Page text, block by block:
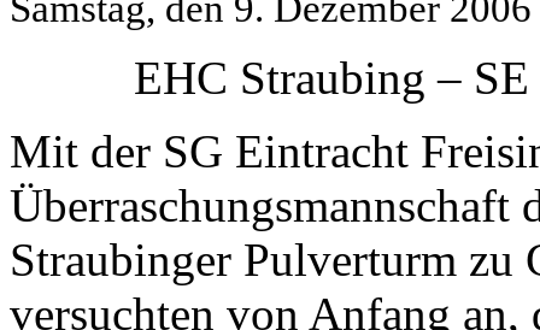
Samstag, den 9. Dezember 2006
EHC Straubing –
Mit der SG Eintracht
Überraschungsmannschaft
Straubinger Pulverturm zu
versuchten von Anfang